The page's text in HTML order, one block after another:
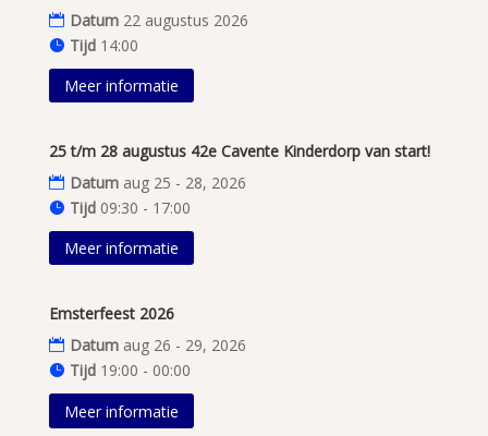
Datum 22 augustus 2026
Tijd 14:00
Meer informatie
25 t/m 28 augustus 42e Cavente Kinderdorp van start!
Datum aug 25 - 28, 2026
Tijd 09:30 - 17:00
Meer informatie
Emsterfeest 2026
Datum aug 26 - 29, 2026
Tijd 19:00 - 00:00
Meer informatie